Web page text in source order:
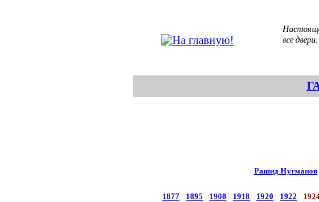
все
Рашид Нугманов
1877 1895 1908 1918 1920 1922